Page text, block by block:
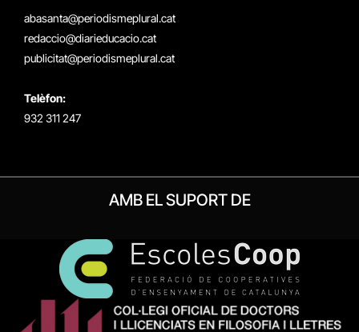
abasanta@periodismeplural.cat
redaccio@diarieducacio.cat
publicitat@periodismeplural.cat
Telèfon:
932 311 247
AMB EL SUPORT DE